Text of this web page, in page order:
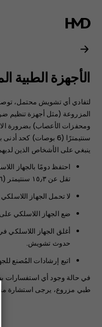
دليل
مستخدم
Nokia
G21
الأجهزة الطبية
لتفادي أي تشويش محتمل،
المزروعة (مثل أجهزة تنظيم
سنتيمترًا (6 بوصات)
ينبغي على الأشخاص الذين لديهم
احتفظ دومًا بالجهاز
تقل عن ١٥٫٣ سنتيمتر (٦ بوصات).
لا تحمل الجهاز
ضع الجهاز اللاسلكي على
أغلق الجهاز
حدوث تشويش.
اتبع إرشادات المُصنع
في حالة وجود أي استفسارات
طبي مزروع، يرجى استشارة